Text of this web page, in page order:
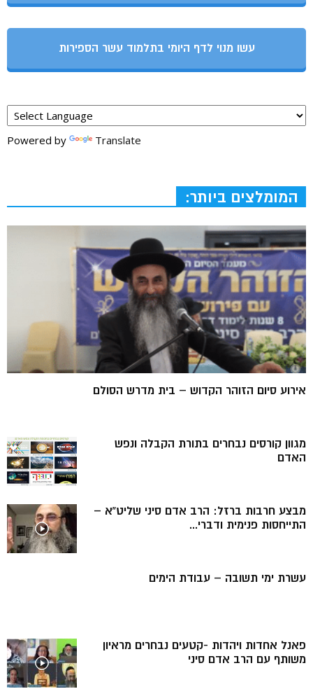
עשו מנוי לדף היומי בתלמוד עשר הספירות
Powered by Translate
המומלצים ביותר:
אירוע סיום הזוהר הקדוש – בית מדרש הסולם
מגוון קורסים נבחרים בתורת הקבלה ונפש
האדם
מבצע חרבות ברזל: הרב אדם סיני שליט”א –
התייחסות פנימית ודברי...
עשרת ימי תשובה – עבודת הימים
פאנל אחדות ויהדות -קטעים נבחרים מראיון
משותף עם הרב אדם סיני